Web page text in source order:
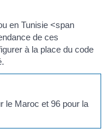
en Tunisie <span
de ces
à la place du code
le Maroc et 96 pour la